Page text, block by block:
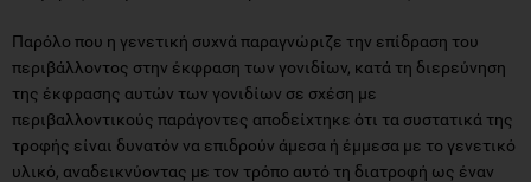
Παρόλο που η γενετική συχνά παραγνώριζε την επίδραση του
περιβάλλοντος στην έκφραση των γονιδίων, κατά τη διερεύνηση
της έκφρασης αυτών των γονιδίων σε σχέση με
περιβαλλοντικούς παράγοντες αποδείχτηκε ότι τα συστατικά της
τροφής είναι δυνατόν να επιδρούν άμεσα ή έμμεσα με το γενετικό
υλικό, αναδεικνύοντας με τον τρόπο αυτό τη διατροφή ως έναν